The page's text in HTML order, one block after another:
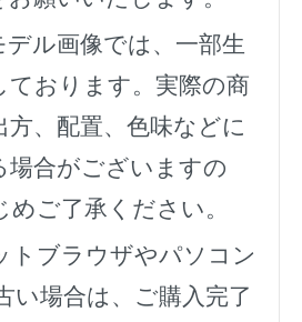
デル画像では、一部生
ております。実際の商
方、配置、色味などに
場合がございますの
ご了承ください。
トブラウザやパソコン
い場合は、ご購入完了